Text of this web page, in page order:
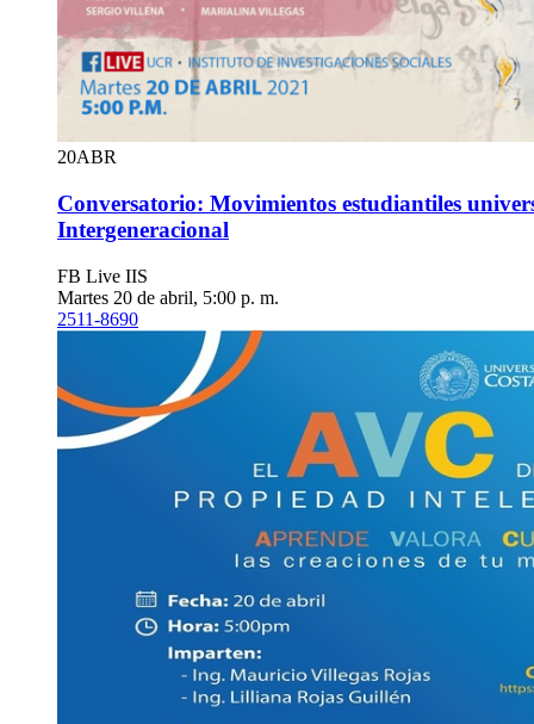
20ABR
Conversatorio: Movimientos estudiantiles
Intergeneracional
FB Live IIS
Martes 20 de abril, 5:00 p. m.
2511-8690